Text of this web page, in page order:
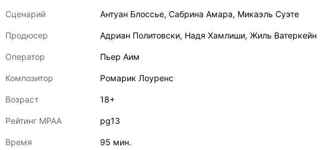
Сценарий Антуан Блоссье, Сабрина Амара, Микаэль Суэте
Продюсер Адриан Политовски, Надя Хамлиши, Жиль Ватеркейн
Оператор Пьер Аим
Композитор Ромарик Лоуренс
Возраст 18+
Рейтинг MPAA pg13
Время 95 мин.